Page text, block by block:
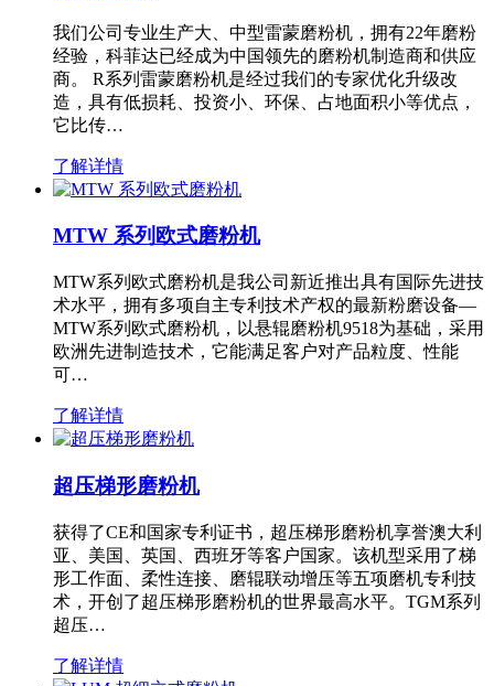
我们公司专业生产大、中型雷蒙磨粉机，拥有22年磨粉
经验，科菲达已经成为中国领先的磨粉机制造商和供应
商。 R系列雷蒙磨粉机是经过我们的专家优化升级改
造，具有低损耗、投资小、环保、占地面积小等优点，
它比传…
了解详情
MTW 系列欧式磨粉机
MTW系列欧式磨粉机是我公司新近推出具有国际先进技
术水平，拥有多项自主专利技术产权的最新粉磨设备—
MTW系列欧式磨粉机，以悬辊磨粉机9518为基础，采用
欧洲先进制造技术，它能满足客户对产品粒度、性能
可…
了解详情
超压梯形磨粉机
获得了CE和国家专利证书，超压梯形磨粉机享誉澳大利
亚、美国、英国、西班牙等客户国家。该机型采用了梯
形工作面、柔性连接、磨辊联动增压等五项磨机专利技
术，开创了超压梯形磨粉机的世界最高水平。TGM系列
超压…
了解详情